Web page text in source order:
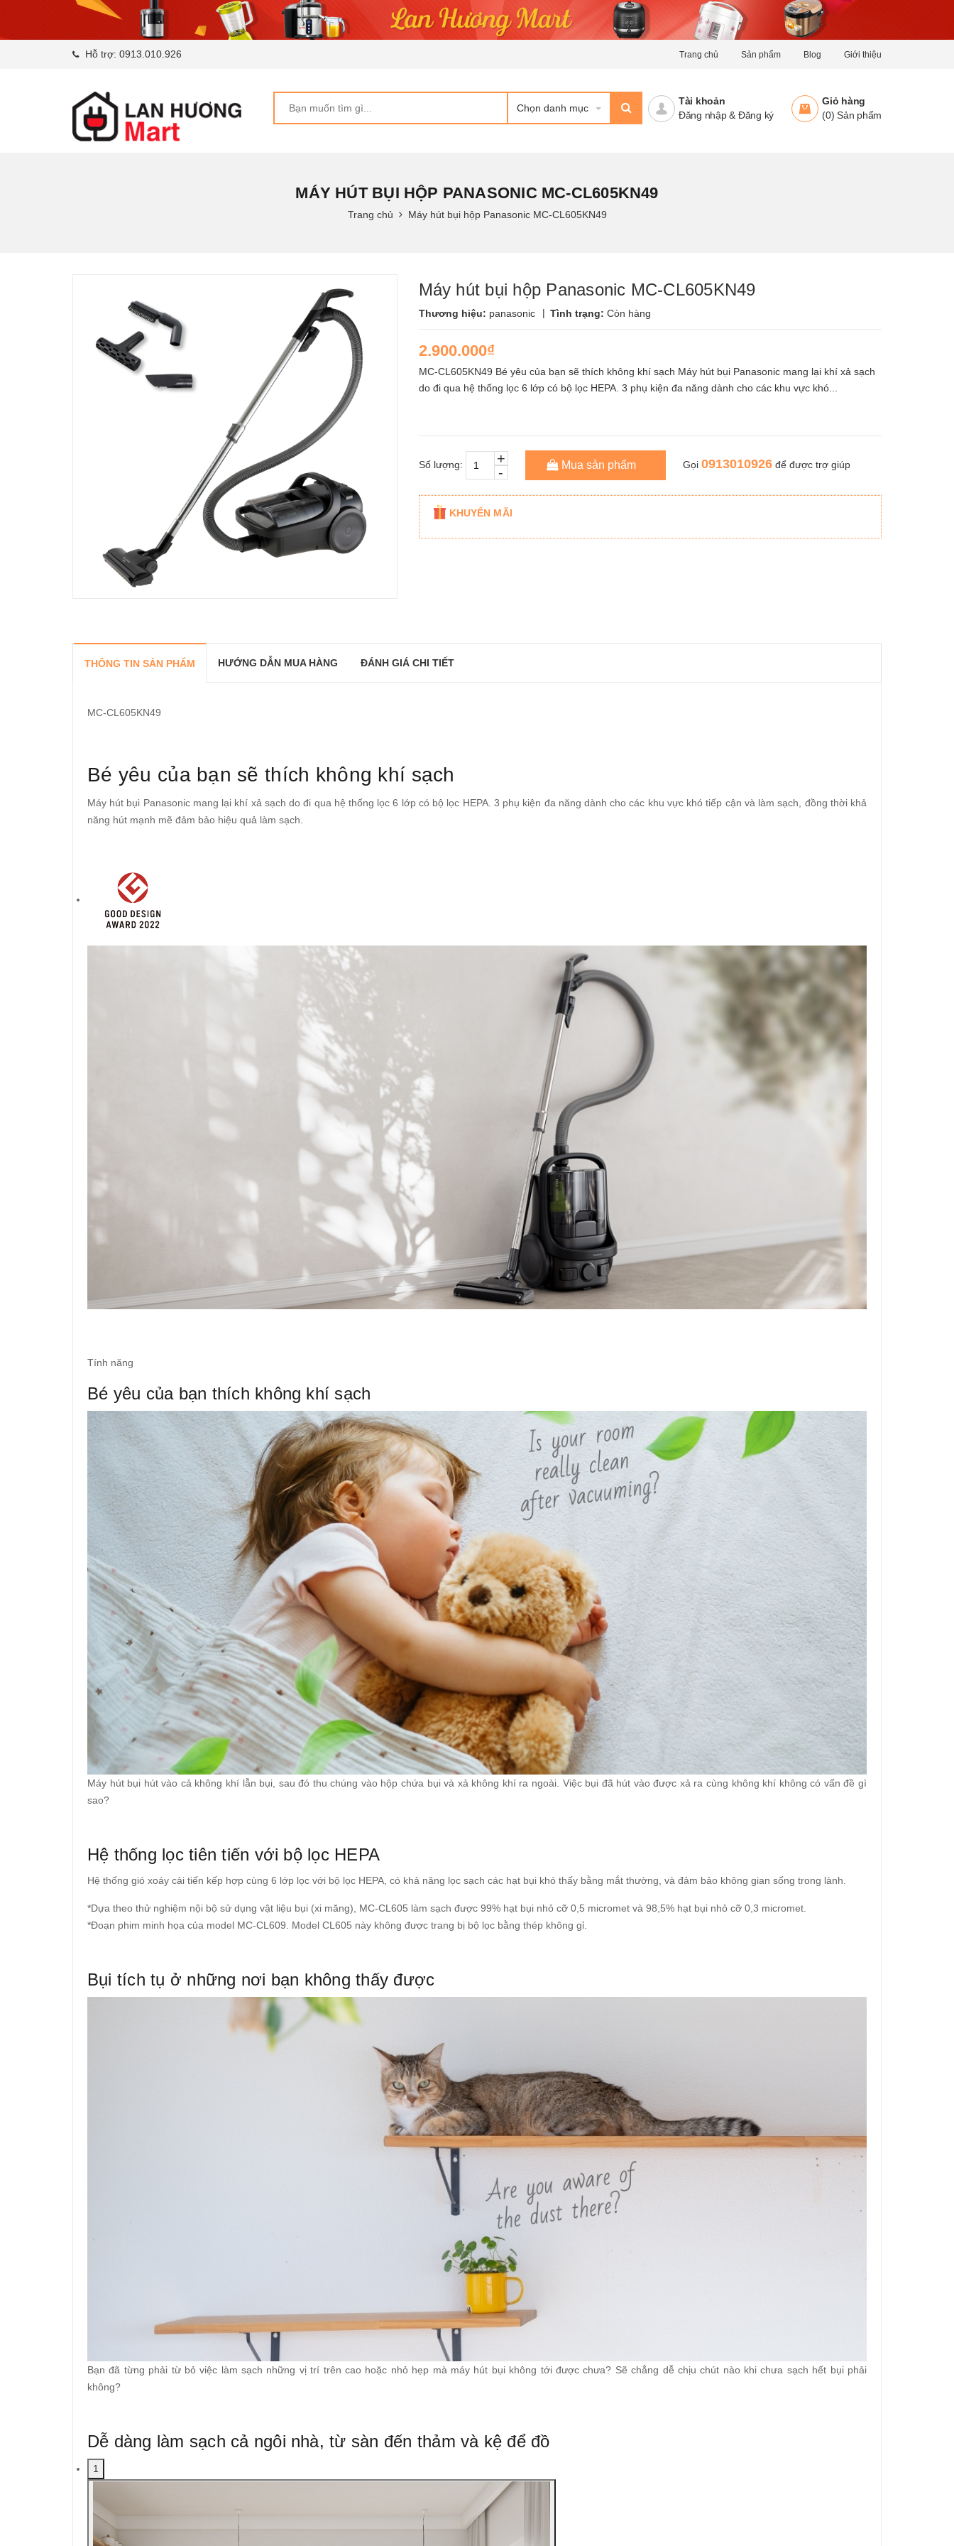
Hỗ trợ: 0913.010.926 Trang chủ Sản phẩm Blog Giới thiệu
Chọn danh mục
Giỏ hàng
(0) Sản phẩm
Tài khoản
Đăng nhập& Đăng ký
MÁY HÚT BỤI HỘP PANASONIC MC-CL605KN49
Trang chủ Máy hút bụi hộp Panasonic MC-CL605KN49
Máy hút bụi hộp Panasonic MC-CL605KN49
Thương hiệu: panasonic | Tình trạng: Còn hàng
2.900.000₫
MC-CL605KN49 Bé yêu của bạn sẽ thích không khí sạch Máy hút bụi Panasonic mang lại khí xả sạch
do đi qua hệ thống lọc 6 lớp có bộ lọc HEPA. 3 phụ kiện đa năng dành cho các khu vực khó...
Số lượng: -
+ Mua sản phẩm Gọi 0913010926để được trợ giúp
KHUYẾN MÃI
THÔNG TIN SẢN PHẨM HƯỚNG DẪN MUA HÀNG ĐÁNH GIÁ CHI TIẾT
MC-CL605KN49
Bé yêu của bạn sẽ thích không khí sạch
Máy hút bụi Panasonic mang lại khí xả sạch do đi qua hệ thống lọc 6 lớp có bộ lọc HEPA. 3 phụ kiện đa năng dành cho các khu vực khó tiếp cận và làm sạch, đồng thời khả
năng hút mạnh mẽ đảm bảo hiệu quả làm sạch.
Tính năng
Bé yêu của bạn thích không khí sạch
Máy hút bụi hút vào cả không khí lẫn bụi, sau đó thu chúng vào hộp chứa bụi và xả không khí ra ngoài. Việc bụi đã hút vào được xả ra cùng không khí không có vấn đề gì
sao?
Hệ thống lọc tiên tiến với bộ lọc HEPA
Hệ thống gió xoáy cải tiến kếp hợp cùng 6 lớp lọc với bộ lọc HEPA, có khả năng lọc sạch các hạt bụi khó thấy bằng mắt thường, và đảm bảo không gian sống trong lành.
*Dựa theo thử nghiệm nội bộ sử dụng vật liệu bụi (xi măng), MC-CL605 làm sạch được 99% hạt bụi nhỏ cỡ 0,5 micromet và 98,5% hạt bụi nhỏ cỡ 0,3 micromet.
*Đoạn phim minh họa của model MC-CL609. Model CL605 này không được trang bị bộ lọc bằng thép không gỉ.
Bụi tích tụ ở những nơi bạn không thấy được
Bạn đã từng phải từ bỏ việc làm sạch những vị trí trên cao hoặc nhỏ hẹp mà máy hút bụi không tới được chưa? Sẽ chẳng dễ chịu chút nào khi chưa sạch hết bụi phải
không?
Dễ dàng làm sạch cả ngôi nhà, từ sàn đến thảm và kệ để đồ
1